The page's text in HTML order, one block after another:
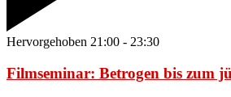
Hervorgehoben 21:00 - 23:30
Filmseminar: Betrogen bis zum